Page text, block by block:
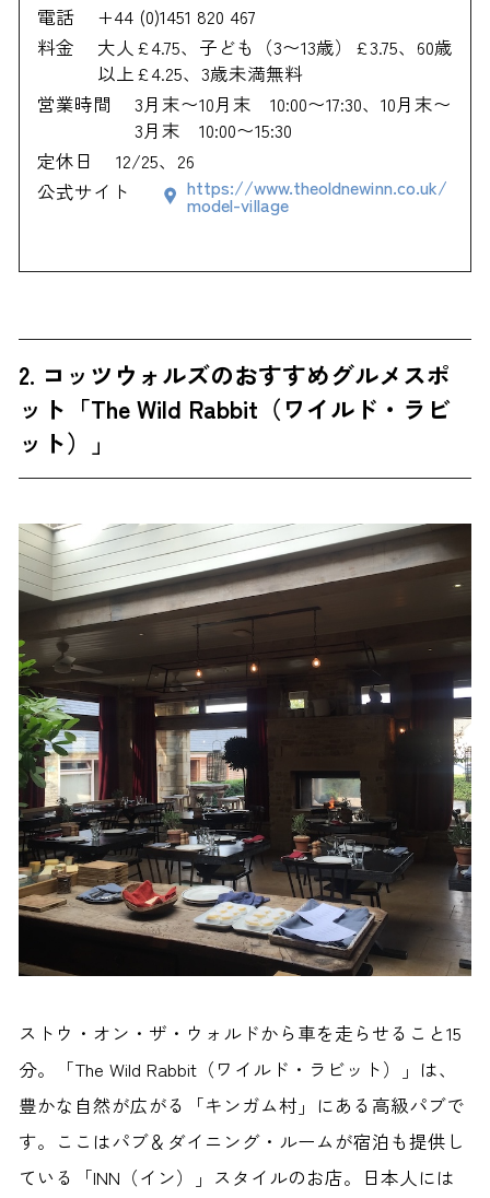
電話
+44 (0)1451 820 467
料金
大人£4.75、子ども（3〜13歳）£3.75、60歳
以上£4.25、3歳未満無料
営業時間
3月末〜10月末 10:00〜17:30、10月末〜
3月末 10:00〜15:30
定休日
12/25、26
公式サイト
https://www.theoldnewinn.co.uk/
model-village
2. コッツウォルズのおすすめグルメスポ
ット「The Wild Rabbit（ワイルド・ラビ
ット）」
ストウ・オン・ザ・ウォルドから車を走らせること15
分。「The Wild Rabbit（ワイルド・ラビット）」は、
豊かな自然が広がる「キンガム村」にある高級パブで
す。ここはパブ＆ダイニング・ルームが宿泊も提供し
ている「INN（イン）」スタイルのお店。日本人には